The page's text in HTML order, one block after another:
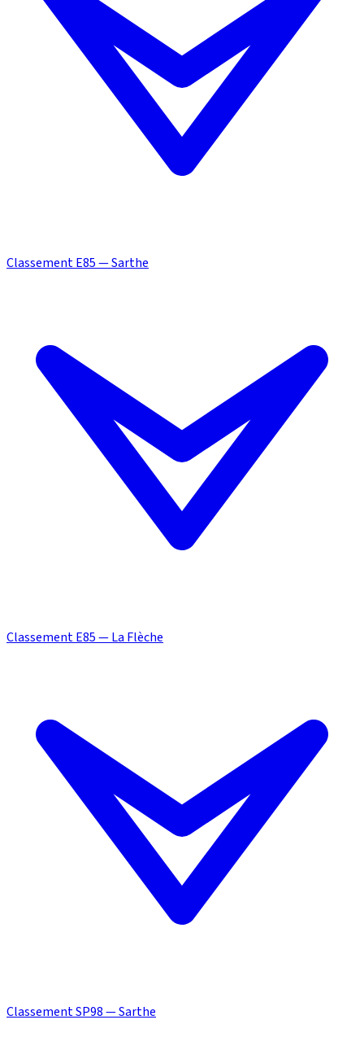
Classement E85 — Sarthe
Classement E85 — La Flèche
Classement SP98 — Sarthe